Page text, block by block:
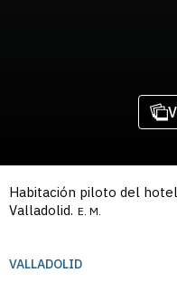
Habitación piloto del
Valladolid. E. M.
VALLADOLID